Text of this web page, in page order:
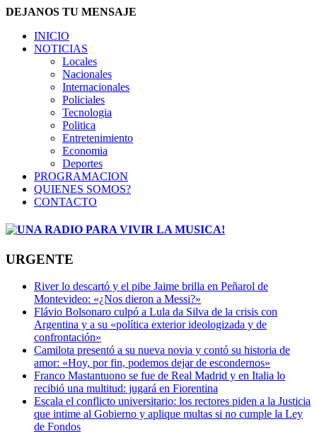
DEJANOS TU MENSAJE
INICIO
NOTICIAS
Locales
Nacionales
Internacionales
Policiales
Tecnologia
Politica
Entretenimiento
Economia
Deportes
PROGRAMACION
QUIENES SOMOS?
CONTACTO
URGENTE
River lo descartó y el pibe Jaime brilla en Peñarol de
Montevideo: «¿Nos dieron a Messi?»
Flávio Bolsonaro culpó a Lula da Silva de la crisis con
Argentina y a su «política exterior ideologizada y de
confrontación»
Camilota presentó a su nueva novia y contó su historia de
amor: «Hoy, por fin, podemos dejar de escondernos»
Franco Mastantuono se fue de Real Madrid y en Italia lo
recibió una multitud: jugará en Fiorentina
Escala el conflicto universitario: los rectores piden a la Justicia
que intime al Gobierno y aplique multas si no cumple la Ley
de Fondos